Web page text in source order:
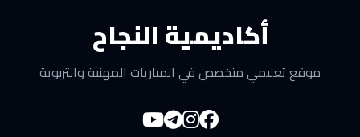
أكاديمية النجاح
موقع تعليمي متخصص في المباريات المهنية والتربوية